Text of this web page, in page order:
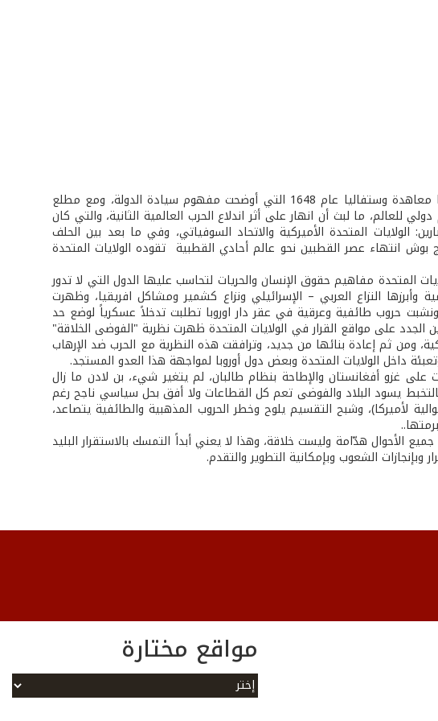
خضع العالم منذ بداية العصر الحديث لمراحل من النظام الدولي، أبرزها معاهدة وستفاليا عام 1648 التي أوضحت مفهوم سيادة الدولة، ومع مطلع
للعالم، ما لبث أن انهار على أثر اندلاع الحرب العالمية الثانية، والتي كان
الولايات المتحدة الأميركية والاتحاد السوفياتي، وفي ما بعد بين الحلف
الأسبق جورج بوش انتهاء عصر القطبين نحو عالم أحادي القطبية تقوده الولايات المتحدة
المتحدة مفاهيم حقوق الإنسان والحريات لتحاسب عليها الدول التي لا تدور
النزاع العربي – الإسرائيلي ونزاع كشمير ومشاكل افريقيا، وظهرت
حروب طائفية وعرقية في عقر دار اوروبا تطلبت تدخلاً عسكرياً لوضع حد
على مواقع القرار في الولايات المتحدة ظهرت نظرية "الفوضى الخلاقة"
ومن ثم إعادة بنائها من جديد، وترافقت هذه النظرية مع الحرب ضد الإرهاب
داخل الولايات المتحدة وبعض دول أوروبا لمواجهة هذا العدو المستجد.
غزو أفغانستان والإطاحة بنظام طالبان، لم يتغير شيء، بن لادن ما زال
يسود البلاد والفوضى تعم كل القطاعات ولا أفق بحل سياسي ناجح رغم
لأميركا)، وشبح التقسيم يلوح وخطر الحروب المذهبية والطائفية يتصاعد،
هدّامة وليست خلاقة، وهذا لا يعني أبداً التمسك بالاستقرار البليد
وبإنجازات الشعوب وبإمكانية التطوير والتقدم.
مواقع مختارة